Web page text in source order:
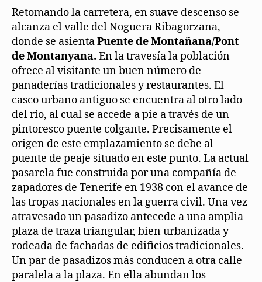
Retomando la carretera, en suave descenso se
alcanza el valle del Noguera Ribagorzana,
donde se asientaPuente de Montañana/Pont
de Montanyana. En la travesía la población
ofrece al visitante un buen número de
panaderías tradicionales y restaurantes. El
casco urbano antiguo se encuentra al otro lado
del río, al cual se accede a pie a través de un
pintoresco puente colgante. Precisamente el
origen de este emplazamiento se debe al
puente de peaje situado en este punto. La actual
pasarela fue construida por una compañía de
zapadores de Tenerife en 1938 con el avance de
las tropas nacionales en la guerra civil. Una vez
atravesado un pasadizo antecede a una amplia
plaza de traza triangular, bien urbanizada y
rodeada de fachadas de edificios tradicionales.
Un par de pasadizos más conducen a otra calle
paralela a la plaza. En ella abundan los